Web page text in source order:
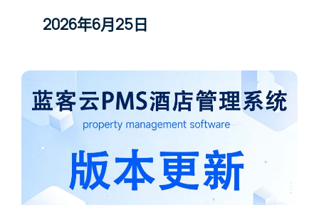
2026年6月25日